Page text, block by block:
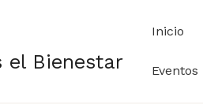
el Bienestar
Inicio
Eventos